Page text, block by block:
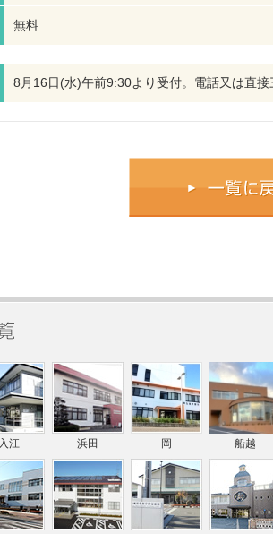
無料
8月16日(水)午前9:30より受付。電話又は直
入江 浜田 岡 船越